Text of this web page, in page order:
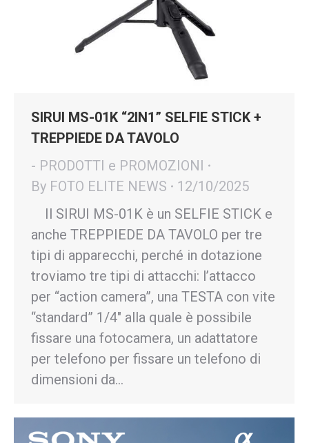
SIRUI MS-01K “2IN1” SELFIE STICK +
TREPPIEDE DA TAVOLO
- PRODOTTI e PROMOZIONI
By FOTO ELITE NEWS
12/10/2025
Il SIRUI MS-01K è un SELFIE STICK e
anche TREPPIEDE DA TAVOLO per tre
tipi di apparecchi, perché in dotazione
troviamo tre tipi di attacchi: l’attacco
per “action camera”, una TESTA con vite
“standard” 1/4″ alla quale è possibile
fissare una fotocamera, un adattatore
per telefono per fissare un telefono di
dimensioni da…